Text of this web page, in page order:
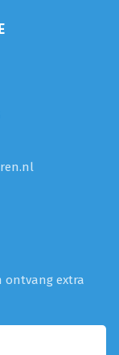
ontvang extra